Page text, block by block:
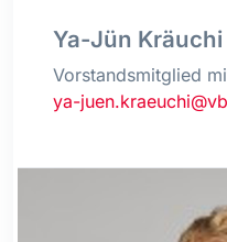
Ya-Jün Kräuchi
Vorstandsmitglied
ya-